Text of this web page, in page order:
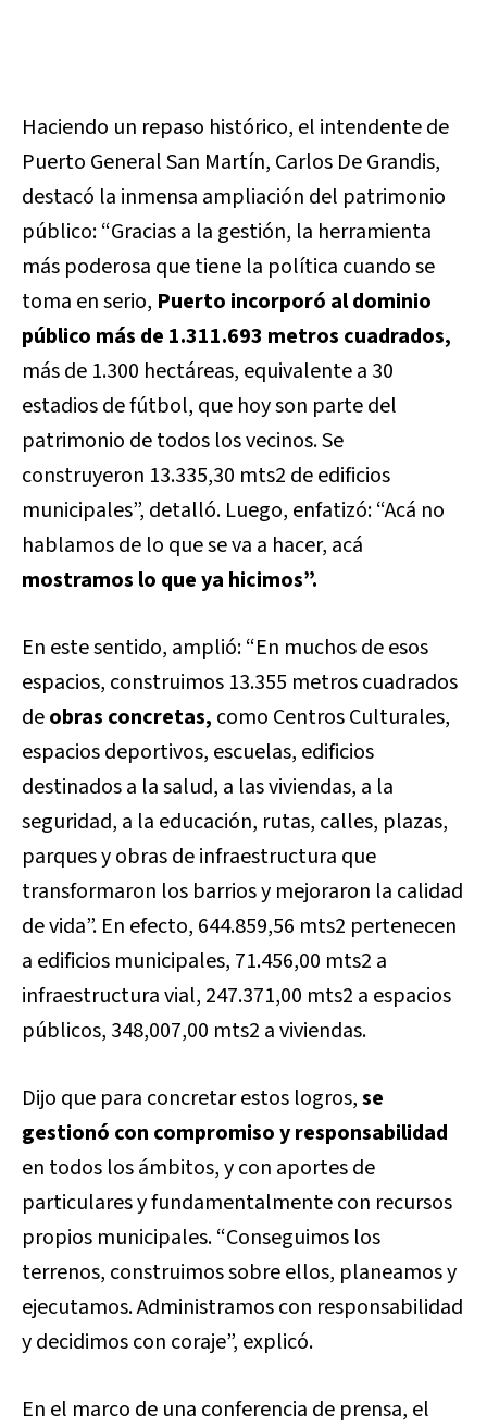
Haciendo un repaso histórico, el intendente de
Puerto General San Martín, Carlos De Grandis,
destacó la inmensa ampliación del patrimonio
público: “Gracias a la gestión, la herramienta
más poderosa que tiene la política cuando se
toma en serio, Puerto incorporó al dominio
público más de 1.311.693 metros cuadrados,
más de 1.300 hectáreas, equivalente a 30
estadios de fútbol, que hoy son parte del
patrimonio de todos los vecinos. Se
construyeron 13.335,30 mts2 de edificios
municipales”, detalló. Luego, enfatizó: “Acá no
hablamos de lo que se va a hacer, acá
mostramos lo que ya hicimos”.
En este sentido, amplió: “En muchos de esos
espacios, construimos 13.355 metros cuadrados
deobras concretas, como Centros Culturales,
espacios deportivos, escuelas, edificios
destinados a la salud, a las viviendas, a la
seguridad, a la educación, rutas, calles, plazas,
parques y obras de infraestructura que
transformaron los barrios y mejoraron la calidad
de vida”. En efecto, 644.859,56 mts2 pertenecen
a edificios municipales, 71.456,00 mts2 a
infraestructura vial, 247.371,00 mts2 a espacios
públicos, 348,007,00 mts2 a viviendas.
Dijo que para concretar estos logros,se
gestionó con compromiso y responsabilidad
en todos los ámbitos, y con aportes de
particulares y fundamentalmente con recursos
propios municipales. “Conseguimos los
terrenos, construimos sobre ellos, planeamos y
ejecutamos. Administramos con responsabilidad
y decidimos con coraje”, explicó.
En el marco de una conferencia de prensa, el